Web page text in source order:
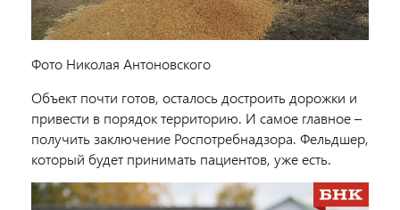
Фото Николая Антоновского
Объект почти готов, осталось достроить дорожки и
привести в порядок территорию. И самое главное –
получить заключение Роспотребнадзора. Фельдшер,
который будет принимать пациентов, уже есть.